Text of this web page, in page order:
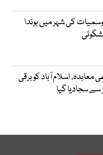
کی شہر میں بوندا
اسلام آباد کو برقی
سجادیا گیا